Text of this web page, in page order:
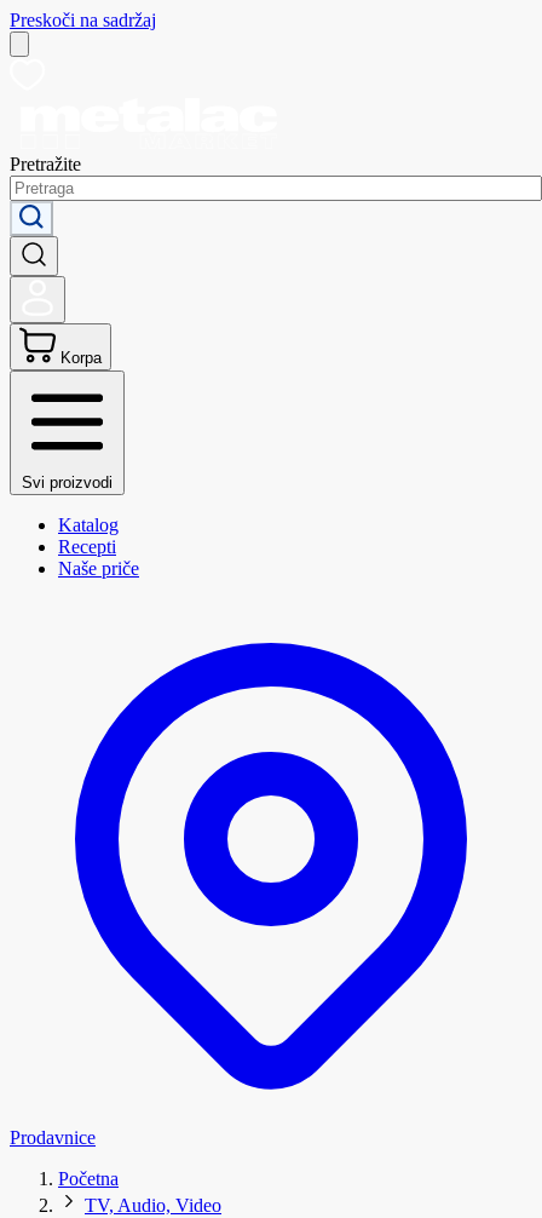
Preskoči na sadržaj
Pretražite
Korpa
Svi proizvodi
Katalog
Recepti
Naše priče
Prodavnice
Početna
TV, Audio, Video